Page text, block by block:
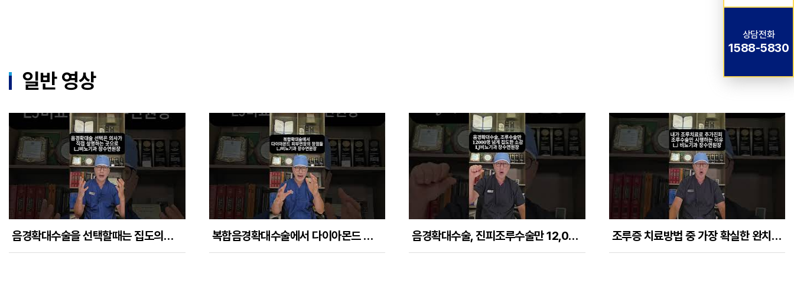
일반 영상
음경확대수술을 선택할때는 집도의사가 직접 얼굴을 보이면서 설명하는 곳으로 해야 복합음경확대수술에서 다이아몬드 피부연장술을 시행할때의 장점들 음경확대수술, 진피조루수술만 12,000명 이상 집도하고 나서의 중요하게 느낀점 조루증 치료방법 중 가장 확실한 완치효과를 가진 유일한 방법은 추가지피 조루수술이다.
상담전화
1588-5830